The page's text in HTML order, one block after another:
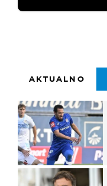
AKTUALNO